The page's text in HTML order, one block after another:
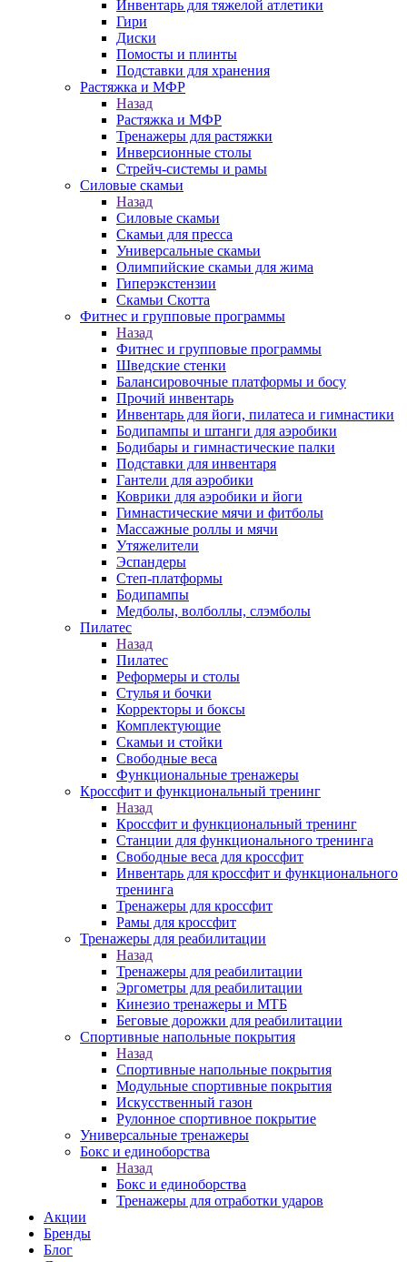
Инвентарь для тяжелой атлетики
Гири
Диски
Помосты и плинты
Подставки для хранения
Растяжка и МФР
Назад
Растяжка и МФР
Тренажеры для растяжки
Инверсионные столы
Стрейч-системы и рамы
Силовые скамьи
Назад
Силовые скамьи
Скамьи для пресса
Универсальные скамьи
Олимпийские скамьи для жима
Гиперэкстензии
Скамьи Скотта
Фитнес и групповые программы
Назад
Фитнес и групповые программы
Шведские стенки
Балансировочные платформы и босу
Прочий инвентарь
Инвентарь для йоги, пилатеса и гимнастики
Бодипампы и штанги для аэробики
Бодибары и гимнастические палки
Подставки для инвентаря
Гантели для аэробики
Коврики для аэробики и йоги
Гимнастические мячи и фитболы
Массажные роллы и мячи
Утяжелители
Эспандеры
Степ-платформы
Бодипампы
Медболы, волболлы, слэмболы
Пилатес
Назад
Пилатес
Реформеры и столы
Стулья и бочки
Корректоры и боксы
Комплектующие
Скамьи и стойки
Свободные веса
Функциональные тренажеры
Кроссфит и функциональный тренинг
Назад
Кроссфит и функциональный тренинг
Станции для функционального тренинга
Свободные веса для кроссфит
Инвентарь для кроссфит и функционального
тренинга
Тренажеры для кроссфит
Рамы для кроссфит
Тренажеры для реабилитации
Назад
Тренажеры для реабилитации
Эргометры для реабилитации
Кинезио тренажеры и МТБ
Беговые дорожки для реабилитации
Спортивные напольные покрытия
Назад
Спортивные напольные покрытия
Модульные спортивные покрытия
Искусственный газон
Рулонное спортивное покрытие
Универсальные тренажеры
Бокс и единоборства
Назад
Бокс и единоборства
Тренажеры для отработки ударов
Акции
Бренды
Блог